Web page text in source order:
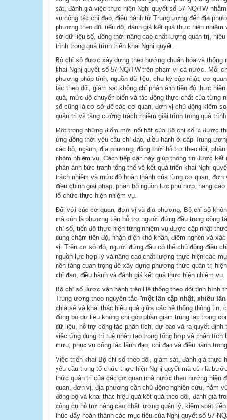
sát, đánh giá việc thực hiện Nghị quyết số 57-NQ/TW
vụ công tác chỉ đạo, điều hành từ Trung ương đến địa
phương theo dõi tiến độ, đánh giá kết quả thực hiện
sở dữ liệu số, đồng thời nâng cao chất lượng quản trị,
trình trong quá trình triển khai Nghị quyết.
Bộ chỉ số được xây dựng theo hướng chuẩn hóa và thống
khai Nghị quyết số 57-NQ/TW trên phạm vi cả nước. Mỗi
phương pháp tính, nguồn dữ liệu, chu kỳ cập nhật, cơ
tác theo dõi, giám sát không chỉ phản ánh tiến độ thực
quả, mức độ chuyển biến và tác động thực chất của từng
số cũng là cơ sở để các cơ quan, đơn vị chủ động kiểm
quản trị và tăng cường trách nhiệm giải trình trong quá
Một trong những điểm mới nổi bật của Bộ chỉ số là được
ứng đồng thời yêu cầu chỉ đạo, điều hành ở cấp Trung
các bộ, ngành, địa phương; đồng thời hỗ trợ theo dõi,
nhóm nhiệm vụ. Cách tiếp cận này giúp thông tin được
phản ánh bức tranh tổng thể về kết quả triển khai Nghị
trách nhiệm và mức độ hoàn thành của từng cơ quan,
điều chỉnh giải pháp, phân bổ nguồn lực phù hợp, nâng
tổ chức thực hiện nhiệm vụ.
Đối với các cơ quan, đơn vị và địa phương, Bộ chỉ số
mà còn là phương tiện hỗ trợ người đứng đầu trong công
chỉ số, tiến độ thực hiện từng nhiệm vụ được cập nhật
dung chậm tiến độ, nhận diện khó khăn, điểm nghẽn và
vị. Trên cơ sở đó, người đứng đầu có thể chủ động điều
nguồn lực hợp lý và nâng cao chất lượng thực hiện các
nền tảng quan trọng để xây dựng phương thức quản trị
chỉ đạo, điều hành và đánh giá kết quả thực hiện nhiệm vụ.
Bộ chỉ số được vận hành trên Hệ thống theo dõi tình hình
Trung ương theo nguyên tắc "một lần cập nhật, nhiều
chia sẻ và khai thác hiệu quả giữa các hệ thống thông tin,
đồng bộ dữ liệu không chỉ góp phần giảm trùng lặp trong
dữ liệu, hỗ trợ công tác phân tích, dự báo và ra quyết
việc ứng dụng trí tuệ nhân tạo trong tổng hợp và phân tích
mưu, phục vụ công tác lãnh đạo, chỉ đạo và điều hành
Việc triển khai Bộ chỉ số theo dõi, giám sát, đánh giá thực
yêu cầu trong tổ chức thực hiện Nghị quyết mà còn là
thức quản trị của các cơ quan nhà nước theo hướng hiện
quan, đơn vị, địa phương cần chủ động nghiên cứu, nắm
đồng bộ và khai thác hiệu quả kết quả theo dõi, đánh giá
công cụ hỗ trợ nâng cao chất lượng quản lý, kiểm soát
thúc đẩy hoàn thành các mục tiêu của Nghị quyết số 57-